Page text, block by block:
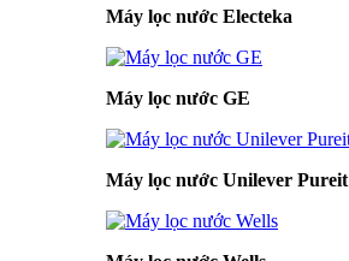
Máy lọc nước Electeka
Máy lọc nước GE
Máy lọc nước Unilever Pureit